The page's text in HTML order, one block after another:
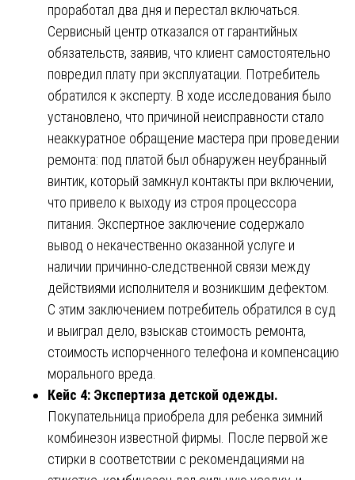
проработал два дня и перестал включаться.
Сервисный центр отказался от гарантийных
обязательств, заявив, что клиент самостоятельно
повредил плату при эксплуатации. Потребитель
обратился к эксперту. В ходе исследования было
установлено, что причиной неисправности стало
неаккуратное обращение мастера при проведении
ремонта: под платой был обнаружен неубранный
винтик, который замкнул контакты при включении,
что привело к выходу из строя процессора
питания. Экспертное заключение содержало
вывод о некачественно оказанной услуге и
наличии причинно-следственной связи между
действиями исполнителя и возникшим дефектом.
С этим заключением потребитель обратился в суд
и выиграл дело, взыскав стоимость ремонта,
стоимость испорченного телефона и компенсацию
морального вреда.
Кейс 4: Экспертиза детской одежды.
Покупательница приобрела для ребенка зимний
комбинезон известной фирмы. После первой же
стирки в соответствии с рекомендациями на